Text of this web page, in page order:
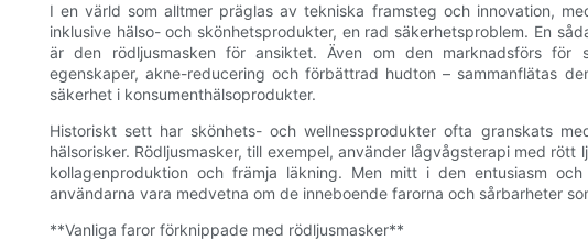
I en värld som alltmer präglas av tekniska framsteg och innovation,
inklusive hälso- och skönhetsprodukter, en rad säkerhetsproblem. En
är den rödljusmasken för ansiktet. Även om den marknadsförs för
egenskaper, akne-reducering och förbättrad hudton – sammanflätas
säkerhet i konsumenthälsoprodukter.
Historiskt sett har skönhets- och wellnessprodukter ofta granskats
hälsorisker. Rödljusmasker, till exempel, använder lågvågsterapi med
kollagenproduktion och främja läkning. Men mitt i den entusiasm
användarna vara medvetna om de inneboende farorna och sårbarheter
**Vanliga faror förknippade med rödljusmasker**